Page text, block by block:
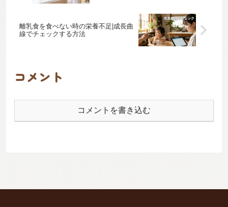
離乳食を食べない時の栄養不足|成長曲
線でチェックする方法
コメント
コメントを書き込む